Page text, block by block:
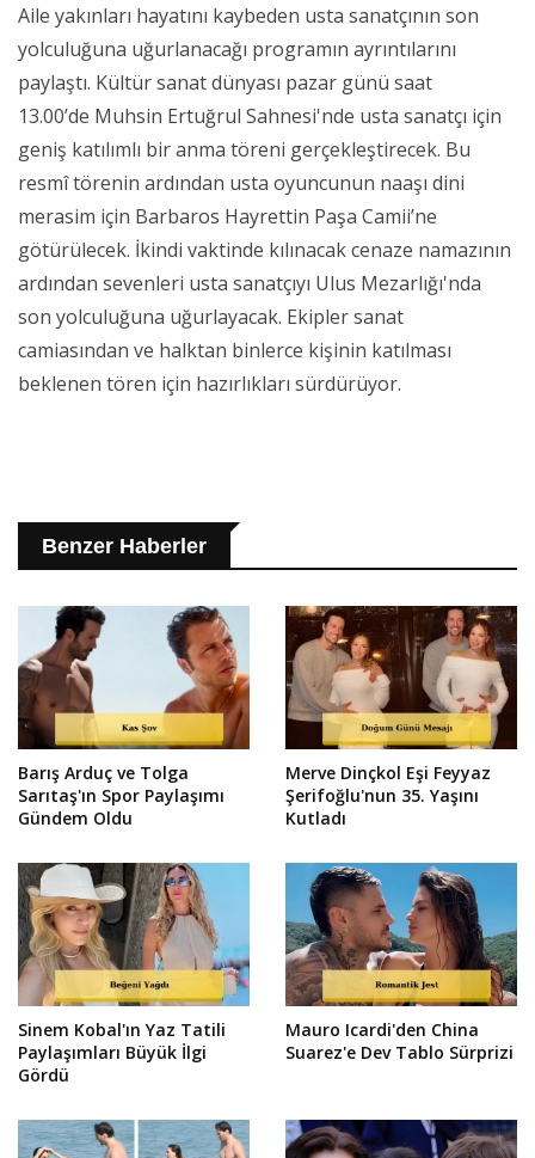
Aile yakınları hayatını kaybeden usta sanatçının son
yolculuğuna uğurlanacağı programın ayrıntılarını
paylaştı. Kültür sanat dünyası pazar günü saat
13.00’de Muhsin Ertuğrul Sahnesi'nde usta sanatçı için
geniş katılımlı bir anma töreni gerçekleştirecek. Bu
resmî törenin ardından usta oyuncunun naaşı dini
merasim için Barbaros Hayrettin Paşa Camii’ne
götürülecek. İkindi vaktinde kılınacak cenaze namazının
ardından sevenleri usta sanatçıyı Ulus Mezarlığı'nda
son yolculuğuna uğurlayacak. Ekipler sanat
camiasından ve halktan binlerce kişinin katılması
beklenen tören için hazırlıkları sürdürüyor.
Benzer Haberler
Barış Arduç ve Tolga
Sarıtaş'ın Spor Paylaşımı
Gündem Oldu
Merve Dinçkol Eşi Feyyaz
Şerifoğlu'nun 35. Yaşını
Kutladı
Sinem Kobal'ın Yaz Tatili
Paylaşımları Büyük İlgi
Gördü
Mauro Icardi'den China
Suarez'e Dev Tablo Sürprizi